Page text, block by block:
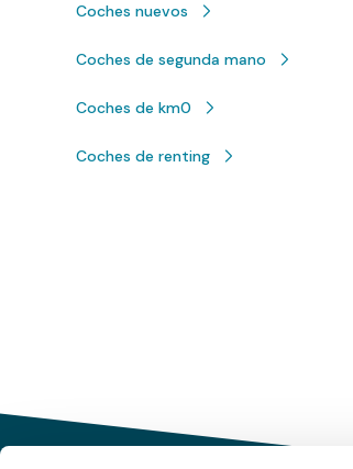
Coches nuevos
Coches de segunda mano
Coches de km0
Coches de renting